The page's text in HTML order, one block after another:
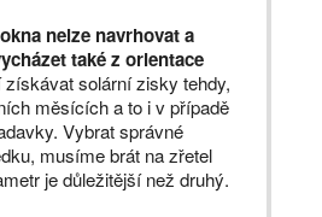
okna nelze navrhovat a
také z orientace
solární zisky tehdy,
měsících a to i v případě
Vybrat správné
musíme brát na zřetel
je důležitější než druhý.